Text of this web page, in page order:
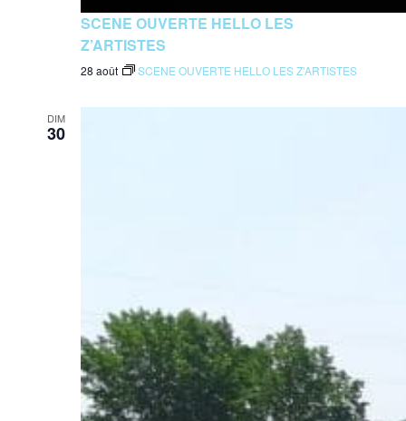
SCENE OUVERTE HELLO LES
Z’ARTISTES
28 août SCENE OUVERTE HELLO LES Z’ARTISTES
DIM
30